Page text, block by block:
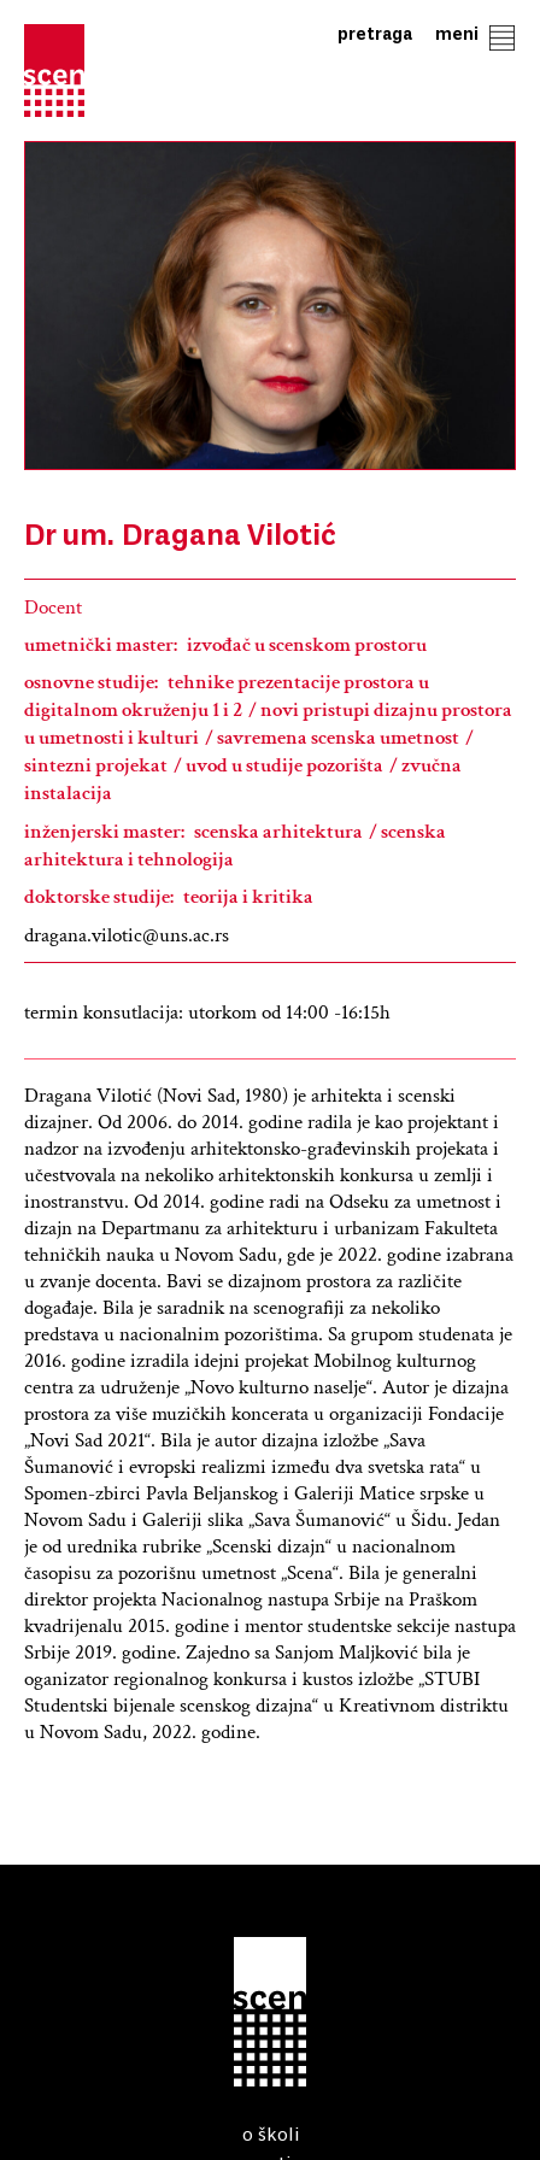
pretraga meni
Dr um. Dragana Vilotić
Docent
umetnički master: izvođač u scenskom prostoru
osnovne studije: tehnike prezentacije prostora u
digitalnom okruženju 1 i 2
novi pristupi dizajnu prostora
u umetnosti i kulturi
savremena scenska umetnost
sintezni projekat
uvod u studije pozorišta
zvučna
instalacija
inženjerski master: scenska arhitektura
scenska
arhitektura i tehnologija
doktorske studije: teorija i kritika
dragana.vilotic@uns.ac.rs
termin konsutlacija: utorkom od 14:00 -16:15h
Dragana Vilotić (Novi Sad, 1980) je arhitekta i scenski
dizajner. Od 2006. do 2014. godine radila je kao projektant i
nadzor na izvođenju arhitektonsko-građevinskih projekata i
učestvovala na nekoliko arhitektonskih konkursa u zemlji i
inostranstvu. Od 2014. godine radi na Odseku za umetnost i
dizajn na Departmanu za arhitekturu i urbanizam Fakulteta
tehničkih nauka u Novom Sadu, gde je 2022. godine izabrana
u zvanje docenta. Bavi se dizajnom prostora za različite
događaje. Bila je saradnik na scenografiji za nekoliko
predstava u nacionalnim pozorištima. Sa grupom studenata je
2016. godine izradila idejni projekat Mobilnog kulturnog
centra za udruženje „Novo kulturno naselje“. Autor je dizajna
prostora za više muzičkih koncerata u organizaciji Fondacije
„Novi Sad 2021“. Bila je autor dizajna izložbe „Sava
Šumanović i evropski realizmi između dva svetska rata“ u
Spomen-zbirci Pavla Beljanskog i Galeriji Matice srpske u
Novom Sadu i Galeriji slika „Sava Šumanović“ u Šidu. Jedan
je od urednika rubrike „Scenski dizajn“ u nacionalnom
časopisu za pozorišnu umetnost „Scena“. Bila je generalni
direktor projekta Nacionalnog nastupa Srbije na Praškom
kvadrijenalu 2015. godine i mentor studentske sekcije nastupa
Srbije 2019. godine. Zajedno sa Sanjom Maljković bila je
oganizator regionalnog konkursa i kustos izložbe „STUBI
Studentski bijenale scenskog dizajna“ u Kreativnom distriktu
u Novom Sadu, 2022. godine.
o školi